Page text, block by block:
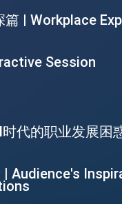
| Workplace
Session
代的职业发展困
| Audience's